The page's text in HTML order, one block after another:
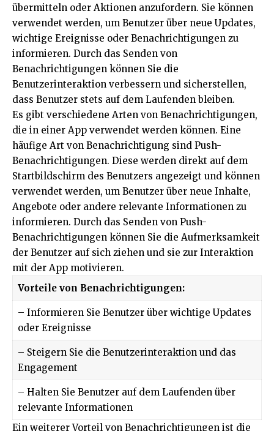
übermitteln oder Aktionen anzufordern. Sie können
verwendet werden, um Benutzer über neue Updates,
wichtige Ereignisse oder Benachrichtigungen zu
informieren. Durch das Senden von
Benachrichtigungen können Sie die
Benutzerinteraktion verbessern und sicherstellen,
dass Benutzer stets auf dem Laufenden bleiben.
Es gibt verschiedene Arten von Benachrichtigungen,
die in einer App verwendet werden können. Eine
häufige Art von Benachrichtigung sind Push-
Benachrichtigungen. Diese werden direkt auf dem
Startbildschirm des Benutzers angezeigt und können
verwendet werden, um Benutzer über neue Inhalte,
Angebote oder andere relevante Informationen zu
informieren. Durch das Senden von Push-
Benachrichtigungen können Sie die Aufmerksamkeit
der Benutzer auf sich ziehen und sie zur Interaktion
mit der App motivieren.
Vorteile von Benachrichtigungen:
– Informieren Sie Benutzer über wichtige Updates
oder Ereignisse
– Steigern Sie die Benutzerinteraktion und das
Engagement
– Halten Sie Benutzer auf dem Laufenden über
relevante Informationen
Ein weiterer Vorteil von Benachrichtigungen ist die